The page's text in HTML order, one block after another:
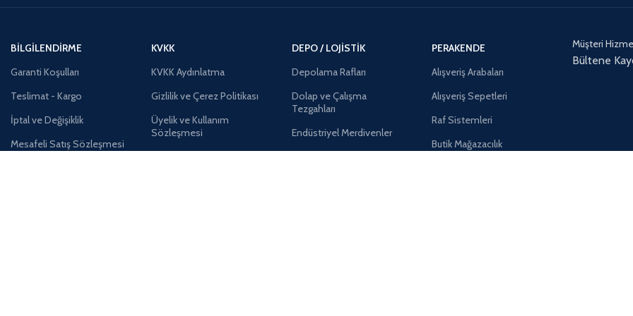
BILGILENDIRME
Garanti Koşulları
Teslimat - Kargo
İptal ve Değişiklik
Mesafeli Satış Sözleşmesi
KVKK
KVKK Aydınlatma
Gizlilik ve Çerez Politikası
Üyelik ve Kullanım
Sözleşmesi
DEPO / LOJISTIK
Depolama Rafları
Dolap ve Çalışma
Tezgahları
Endüstriyel Merdivenler
PERAKENDE
Alışveriş Arabaları
Alışveriş Sepetleri
Raf Sistemleri
Butik Mağazacılık
Müşteri
Bültene